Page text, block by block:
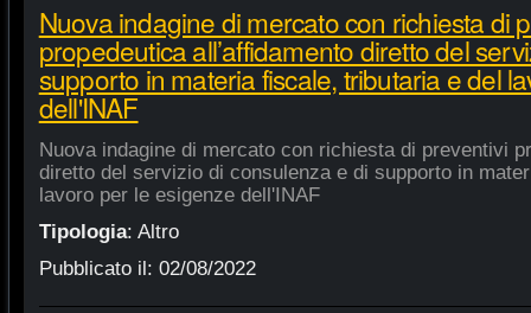
Nuova indagine di mercato con richiesta di
propedeutica all’affidamento diretto del
supporto in materia fiscale, tributaria e del
dell'INAF
Nuova indagine di mercato con richiesta di preventivi
diretto del servizio di consulenza e di supporto in
lavoro per le esigenze dell'INAF
Tipologia: Altro
Pubblicato il: 02/08/2022